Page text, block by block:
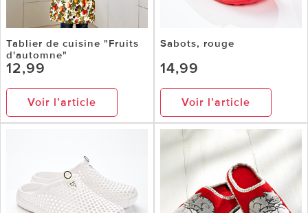
Tablier de cuisine "Fruits
d'automne"
12,99
Voir l’article
Sabots, rouge
14,99
Voir l’article